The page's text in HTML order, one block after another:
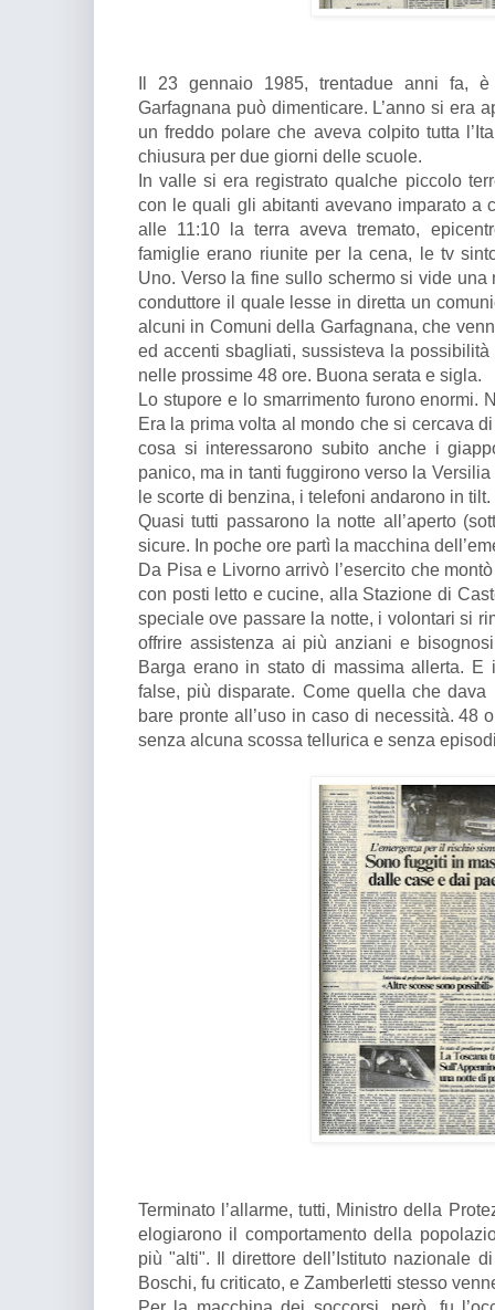
Il 23 gennaio 1985, trentadue anni fa,
Garfagnana può dimenticare. L’anno si era
un freddo polare che aveva colpito tutta
chiusura per due giorni delle scuole.
In valle si era registrato qualche piccolo
con le quali gli abitanti avevano imparato a
alle 11:10 la terra aveva tremato,
famiglie erano riunite per la cena, le tv
Uno. Verso la fine sullo schermo si vide
conduttore il quale lesse in diretta un
alcuni in Comuni della Garfagnana, che
ed accenti sbagliati, sussisteva la
nelle prossime 48 ore. Buona serata e sigla.
Lo stupore e lo smarrimento furono enormi.
Era la prima volta al mondo che si cercava
cosa si interessarono subito anche i
panico, ma in tanti fuggirono verso la
le scorte di benzina, i telefoni andarono in tilt.
Quasi tutti passarono la notte all’aperto
sicure. In poche ore partì la macchina
Da Pisa e Livorno arrivò l’esercito che
con posti letto e cucine, alla Stazione di
speciale ove passare la notte, i volontari si
offrire assistenza ai più anziani e
Barga erano in stato di massima allerta. E
false, più disparate. Come quella che dava
bare pronte all’uso in caso di necessità. 48
senza alcuna scossa tellurica e senza
Terminato l’allarme, tutti, Ministro della
elogiarono il comportamento della
più "alti". Il direttore dell’Istituto nazionale
Boschi, fu criticato, e Zamberletti stesso